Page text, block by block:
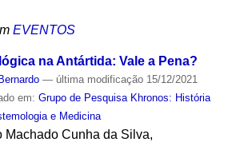
EVENTOS
na Antártida: Vale a Pena?
— última modificação15/12/2021
em: Grupo de Pesquisa Khronos: História
e Medicina
Machado Cunha da Silva,